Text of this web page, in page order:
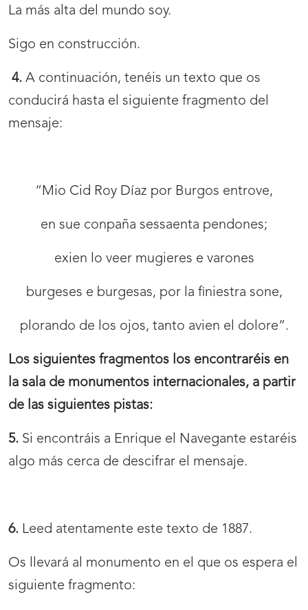
La más alta del mundo soy.
Sigo en construcción.
4. A continuación, tenéis un texto que os
conducirá hasta el siguiente fragmento del
mensaje:
“Mio Cid Roy Díaz por Burgos entrove,
en sue conpaña sessaenta pendones;
exien lo veer mugieres e varones
burgeses e burgesas, por la finiestra sone,
plorando de los ojos, tanto avien el dolore”.
Los siguientes fragmentos los encontraréis en
la sala de monumentos internacionales, a partir
de las siguientes pistas:
5. Si encontráis a Enrique el Navegante estaréis
algo más cerca de descifrar el mensaje.
6. Leed atentamente este texto de 1887.
Os llevará al monumento en el que os espera el
siguiente fragmento: